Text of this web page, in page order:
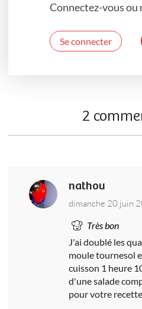
Connectez-vous ou
Se connecter
2
nathou
dimanche 20 juin
Très bon
J'ai doublé les
moule tournesol
cuisson 1 heure
d'une salade
pour votre recette.